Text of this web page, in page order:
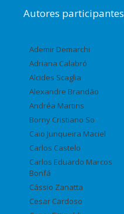
Autores participantes
Ademir Demarchi
Adriana Calabró
Alcides Scaglia
Alexandre Brandão
Andréa Martins
Borny Cristiano So
Caio Junqueira Maciel
Carlos Castelo
Carlos Eduardo Marcos
Bonfá
Cássio Zanatta
Cesar Cardoso